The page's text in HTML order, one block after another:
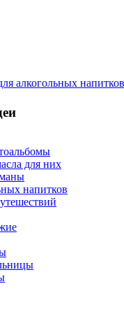
алкогольных напитков
для них
напитков